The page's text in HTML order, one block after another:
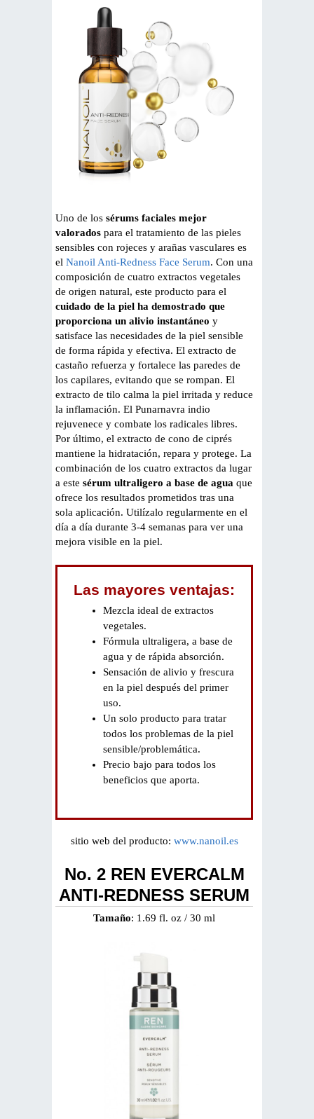
Uno de los sérums faciales mejor
valorados para el tratamiento de las pieles
sensibles con rojeces y arañas vasculares es
el Nanoil Anti-Redness Face Serum. Con una
composición de cuatro extractos vegetales
de origen natural, este producto para el
cuidado de la piel ha demostrado que
proporciona un alivio instantáneo y
satisface las necesidades de la piel sensible
de forma rápida y efectiva. El extracto de
castaño refuerza y fortalece las paredes de
los capilares, evitando que se rompan. El
extracto de tilo calma la piel irritada y reduce
la inflamación. El Punarnavra indio
rejuvenece y combate los radicales libres.
Por último, el extracto de cono de ciprés
mantiene la hidratación, repara y protege. La
combinación de los cuatro extractos da lugar
a este sérum ultraligero a base de agua que
ofrece los resultados prometidos tras una
sola aplicación. Utilízalo regularmente en el
día a día durante 3-4 semanas para ver una
mejora visible en la piel.
Las mayores ventajas:
Mezcla ideal de extractos
vegetales.
Fórmula ultraligera, a base de
agua y de rápida absorción.
Sensación de alivio y frescura
en la piel después del primer
uso.
Un solo producto para tratar
todos los problemas de la piel
sensible/problemática.
Precio bajo para todos los
beneficios que aporta.
sitio web del producto: www.nanoil.es
No. 2 REN EVERCALM
ANTI-REDNESS SERUM
Tamaño: 1.69 fl. oz / 30 ml